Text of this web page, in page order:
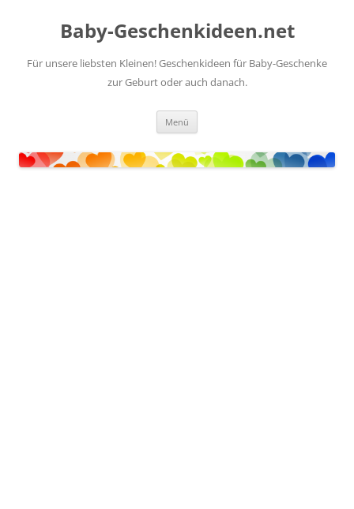
springenBaby-Geschenkideen.net
Für unsere liebsten Kleinen! Geschenkideen für Baby-Geschenke
zur Geburt oder auch danach.
Menü